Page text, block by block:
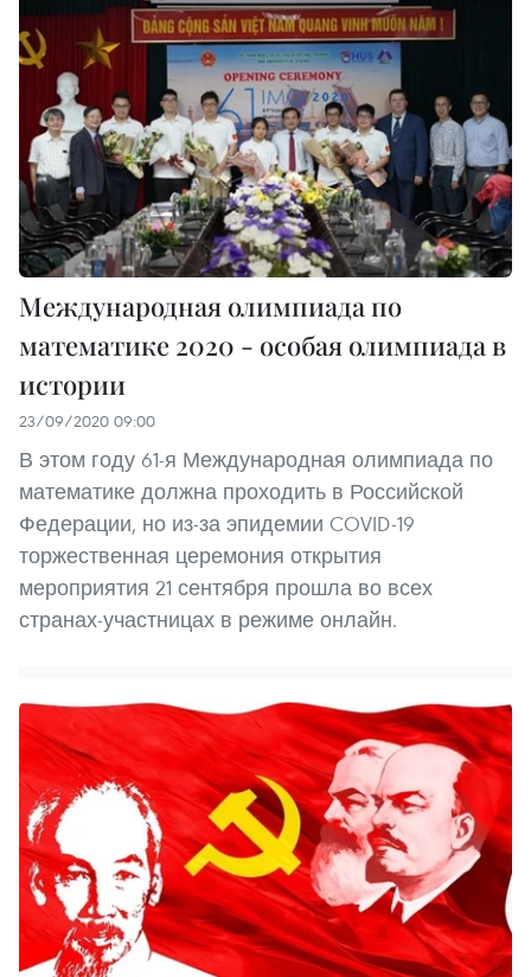
Международная олимпиада по
математике 2020 - особая олимпиада в
истории
23/09/2020 09:00
В этом году 61-я Международная олимпиада по
математике должна проходить в Российской
Федерации, но из-за эпидемии COVID-19
торжественная церемония открытия
мероприятия 21 сентября прошла во всех
странах-участницах в режиме онлайн.